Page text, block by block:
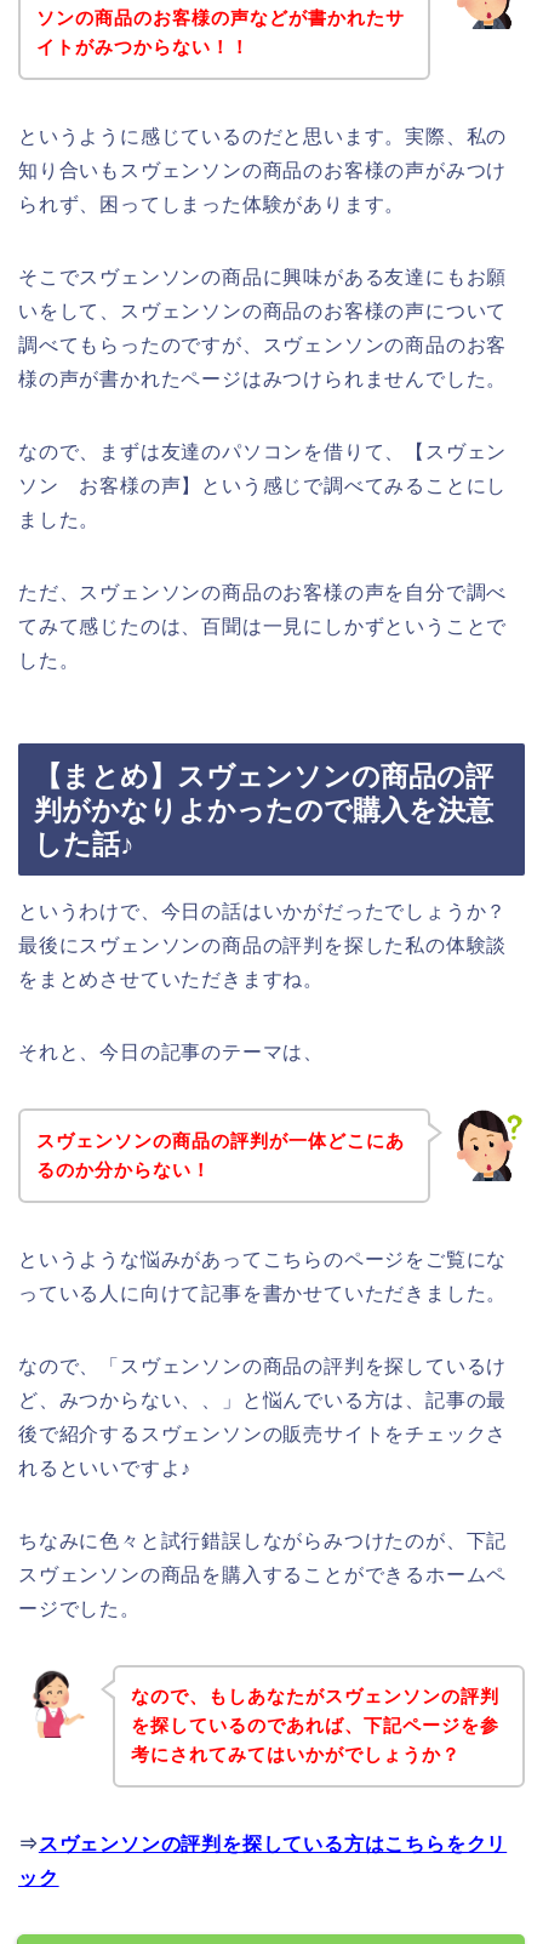
ソンの商品のお客様の声などが書かれたサ
イトがみつからない！！
というように感じているのだと思います。実際、私の
知り合いもスヴェンソンの商品のお客様の声がみつけ
られず、困ってしまった体験があります。
そこでスヴェンソンの商品に興味がある友達にもお願
いをして、スヴェンソンの商品のお客様の声について
調べてもらったのですが、スヴェンソンの商品のお客
様の声が書かれたページはみつけられませんでした。
なので、まずは友達のパソコンを借りて、【スヴェン
ソン お客様の声】という感じで調べてみることにし
ました。
ただ、スヴェンソンの商品のお客様の声を自分で調べ
てみて感じたのは、百聞は一見にしかずということで
した。
【まとめ】スヴェンソンの商品の評
判がかなりよかったので購入を決意
した話♪
というわけで、今日の話はいかがだったでしょうか？
最後にスヴェンソンの商品の評判を探した私の体験談
をまとめさせていただきますね。
それと、今日の記事のテーマは、
スヴェンソンの商品の評判が一体どこにあ
るのか分からない！
というような悩みがあってこちらのページをご覧にな
っている人に向けて記事を書かせていただきました。
なので、「スヴェンソンの商品の評判を探しているけ
ど、みつからない、、」と悩んでいる方は、記事の最
後で紹介するスヴェンソンの販売サイトをチェックさ
れるといいですよ♪
ちなみに色々と試行錯誤しながらみつけたのが、下記
スヴェンソンの商品を購入することができるホームペ
ージでした。
なので、もしあなたがスヴェンソンの評判
を探しているのであれば、下記ページを参
考にされてみてはいかがでしょうか？
⇒ スヴェンソンの評判を探している方はこちらをクリ
ック